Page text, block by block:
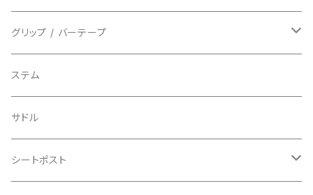
BIO RACER/ビオレーサー
BIKEYOKE/バイクヨーク
BLACKBURN/ブラックバーン
BLB/ビーエルビー
キャップ
その他
ビンディングペダル用
アクセサリー
シフターマウント
ステムスペーサー
ケーブル類
チェーンガイド／キャッチャー
ドロップハンドル
フラット/ライザーバー
グリップ / バーテープ
グリップ
バーテープ
グリップカラー / バーエンドキャップ
ステム
サドル
シートポスト